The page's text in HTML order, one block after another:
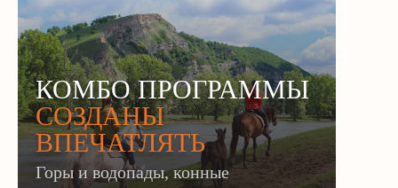
КОМБО ПРОГРАММЫ
СОЗДАНЫ
ВПЕЧАТЛЯТЬ
Горы и водопады, конные